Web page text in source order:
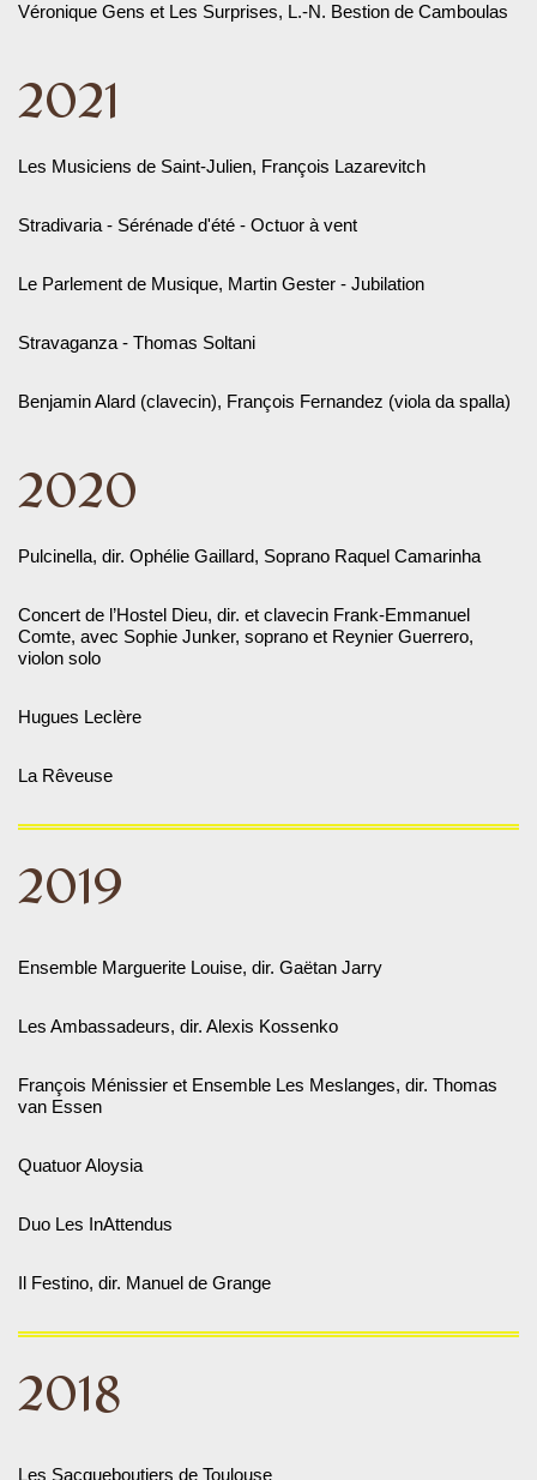
Véronique Gens et Les Surprises, L.-N. Bestion de Camboulas
2021
Les Musiciens de Saint-Julien, François Lazarevitch
Stradivaria - Sérénade d'été - Octuor à vent
Le Parlement de Musique, Martin Gester - Jubilation
Stravaganza - Thomas Soltani
Benjamin Alard (clavecin), François Fernandez (viola da spalla)
2020
Pulcinella, dir. Ophélie Gaillard, Soprano Raquel Camarinha
Concert de l’Hostel Dieu, dir. et clavecin Frank-Emmanuel
Comte, avec Sophie Junker, soprano et Reynier Guerrero,
violon solo
Hugues Leclère
La Rêveuse
2019
Ensemble Marguerite Louise, dir. Gaëtan Jarry
Les Ambassadeurs, dir. Alexis Kossenko
François Ménissier et Ensemble Les Meslanges, dir. Thomas
van Essen
Quatuor Aloysia
Duo Les InAttendus
Il Festino, dir. Manuel de Grange
2018
Les Sacqueboutiers de Toulouse